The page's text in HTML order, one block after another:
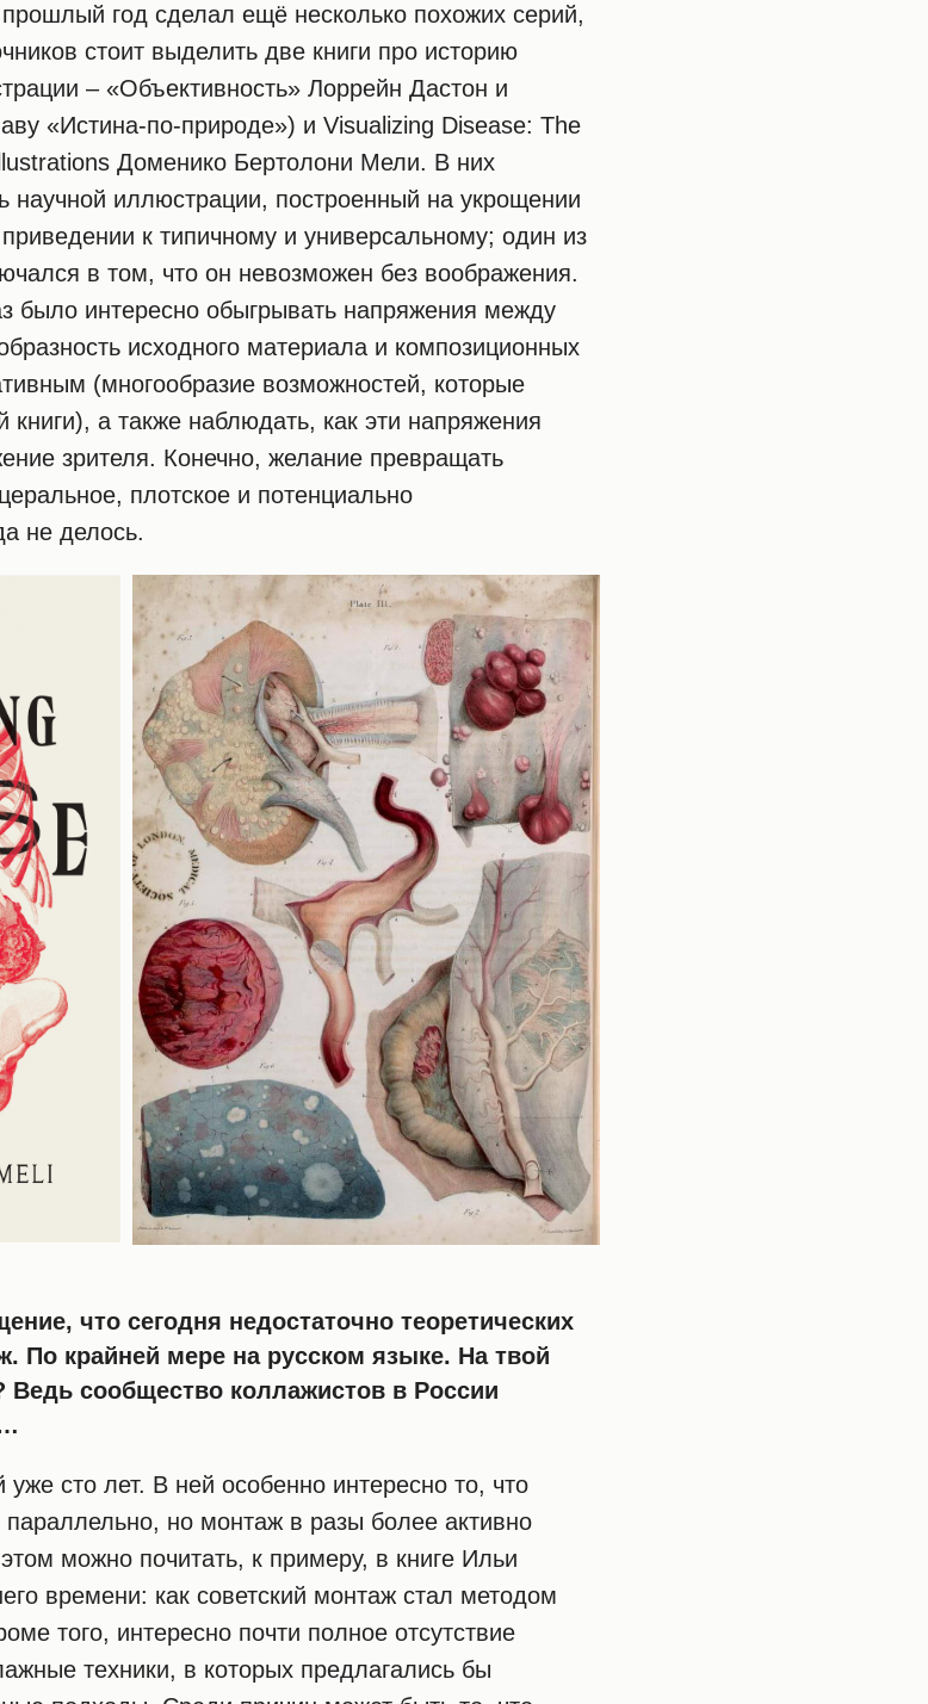
год сделал ещё несколько похожих серий,
стоит выделить две книги про историю
– «Объективность» Лоррейн Дастон и
«Истина-по-природе») и Visualizing Disease: The
Доменико Бертолони Мели. В них
научной иллюстрации, построенный на укрощении
к типичному и универсальному; один из
в том, что он невозможен без воображения.
было интересно обыгрывать напряжения между
исходного материала и композиционных
(многообразие возможностей, которые
а также наблюдать, как эти напряжения
зрителя. Конечно, желание превращать
плотское и потенциально
не делось.
что сегодня недостаточно теоретических
По крайней мере на русском языке. На твой
Ведь сообщество коллажистов в России
сто лет. В ней особенно интересно то, что
но монтаж в разы более активно
можно почитать, к примеру, в книге Ильи
времени: как советский монтаж стал методом
того, интересно почти полное отсутствие
техники, в которых предлагались бы